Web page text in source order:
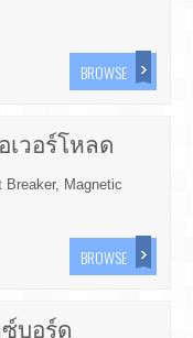
BROWSE
เวอร์โหลด
Magnetic
BROWSE
บอร์ด